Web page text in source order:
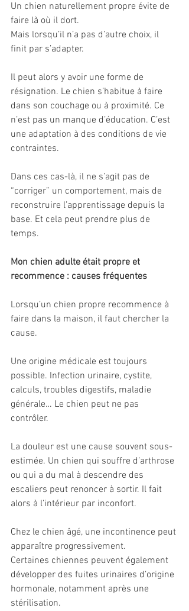
Un chien naturellement propre évite de
faire là où il dort.
Mais lorsqu’il n’a pas d’autre choix, il
finit par s’adapter.
Il peut alors y avoir une forme de
résignation. Le chien s’habitue à faire
dans son couchage ou à proximité. Ce
n’est pas un manque d’éducation. C’est
une adaptation à des conditions de vie
contraintes.
Dans ces cas-là, il ne s’agit pas de
“corriger” un comportement, mais de
reconstruire l’apprentissage depuis la
base. Et cela peut prendre plus de
temps.
Mon chien adulte était propre et
recommence : causes fréquentes
Lorsqu’un chien propre recommence à
faire dans la maison, il faut chercher la
cause.
Une origine médicale est toujours
possible. Infection urinaire, cystite,
calculs, troubles digestifs, maladie
générale… Le chien peut ne pas
contrôler.
La douleur est une cause souvent sous-
estimée. Un chien qui souffre d’arthrose
ou qui a du mal à descendre des
escaliers peut renoncer à sortir. Il fait
alors à l’intérieur par inconfort.
Chez le chien âgé, une incontinence peut
apparaître progressivement.
Certaines chiennes peuvent également
développer des fuites urinaires d’origine
hormonale, notamment après une
stérilisation.